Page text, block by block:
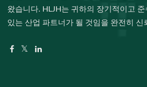
왔습니다. HLJH는 귀하의 장기적이고
있는 산업 파트너가 될 것임을 완전히 신